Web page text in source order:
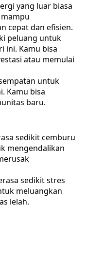
yang luar biasa
cepat dan efisien.
peluang untuk
ini. Kamu bisa
atau memulai
untuk
Kamu bisa
baru.
sedikit cemburu
mengendalikan
sedikit stres
meluangkan
lelah.